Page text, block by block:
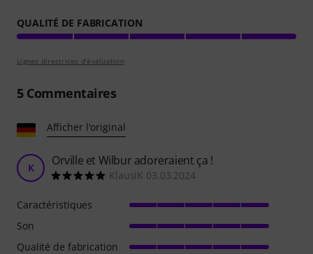
QUALITÉ DE FABRICATION
Lignes directrices d'évaluation
5Commentaires
Afficher l'original
K Orville et Wilbur adoreraient ça !
KlausiK 03.03.2024
Caractéristiques
Son
Qualité de fabrication